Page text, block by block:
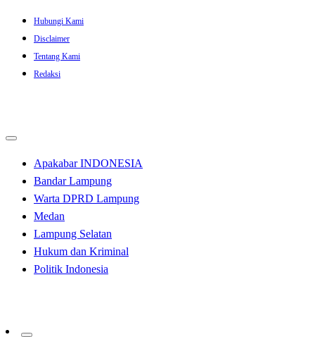
Skip
content
Hubungi Kami
Disclaimer
Tentang Kami
Redaksi
Apakabar INDONESIA
Bandar Lampung
Warta DPRD Lampung
Medan
Lampung Selatan
Hukum dan Kriminal
Politik Indonesia